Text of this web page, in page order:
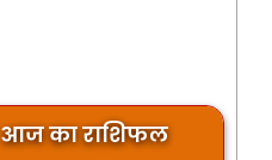
आज का राशिफल